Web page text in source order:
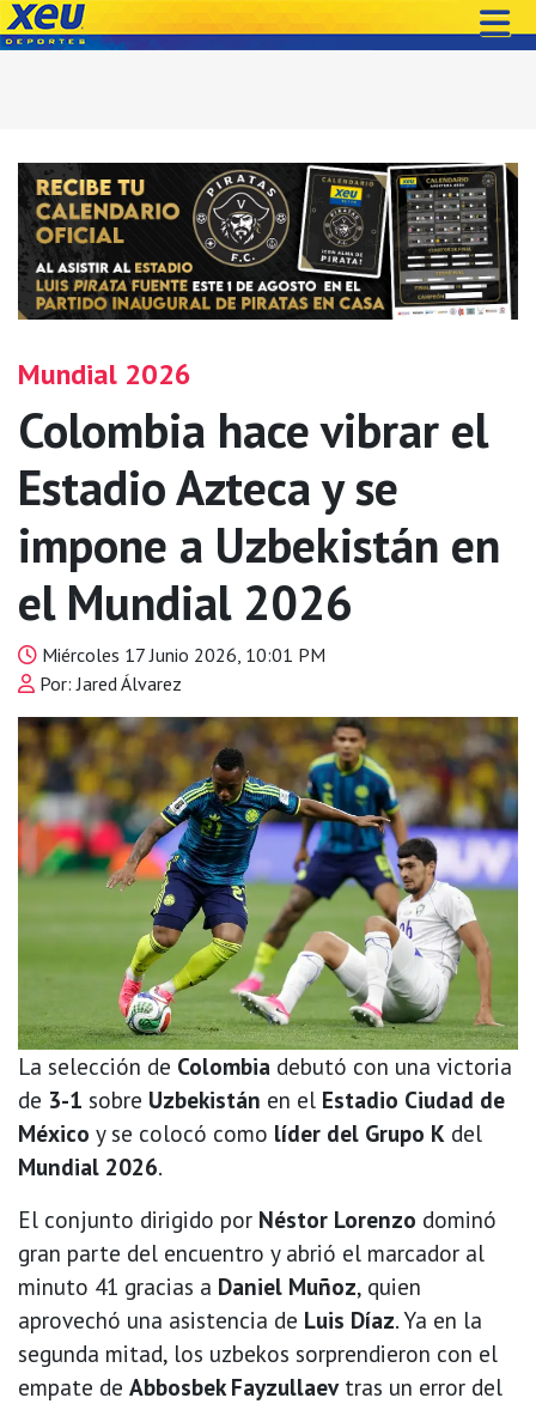
Mundial 2026
Colombia hace vibrar el
Estadio Azteca y se
impone a Uzbekistán en
el Mundial 2026
Miércoles 17 Junio 2026, 10:01 PM
Por: Jared Álvarez
La selección de Colombia debutó con una victoria
de 3-1 sobre Uzbekistán en el Estadio Ciudad de
México y se colocó como líder del Grupo K del
Mundial 2026.
El conjunto dirigido por Néstor Lorenzo dominó
gran parte del encuentro y abrió el marcador al
minuto 41 gracias a Daniel Muñoz, quien
aprovechó una asistencia de Luis Díaz. Ya en la
segunda mitad, los uzbekos sorprendieron con el
empate de Abbosbek Fayzullaevtras un error del